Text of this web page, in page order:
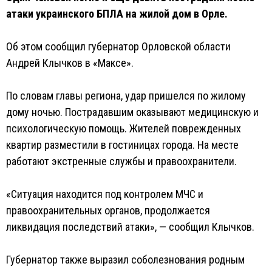
атаки украинского БПЛА на жилой дом в Орле.
Об этом сообщил губернатор Орловской области
Андрей Клычков в «Максе».
По словам главы региона, удар пришелся по жилому
дому ночью. Пострадавшим оказывают медицинскую и
психологическую помощь. Жителей поврежденных
квартир разместили в гостиницах города. На месте
работают экстренные службы и правоохранители.
«Ситуация находится под контролем МЧС и
правоохранительных органов, продолжается
ликвидация последствий атаки», — сообщил Клычков.
Губернатор также выразил соболезнования родным